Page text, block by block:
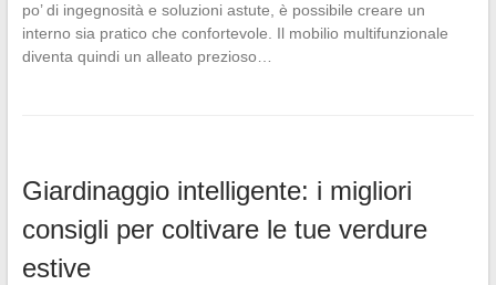
po’ di ingegnosità e soluzioni astute, è possibile creare un
interno sia pratico che confortevole. Il mobilio multifunzionale
diventa quindi un alleato prezioso…
Giardinaggio intelligente: i migliori
consigli per coltivare le tue verdure
estive